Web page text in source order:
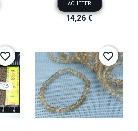
ACHETER
14,26 €
favorite_border favorite_border